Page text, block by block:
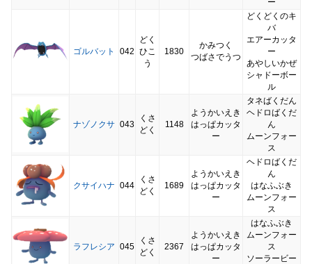
ゴルバット 042
どく
ひこ
う
1830
かみつく
つばさでうつ
どくどくのキ
バ
エアーカッタ
ー
あやしいかぜ
シャドーボー
ル
ナゾノクサ 043
くさ
どく
1148
ようかいえき
はっぱカッタ
ー
タネばくだん
ヘドロばくだ
ん
ムーンフォー
ス
クサイハナ 044
くさ
どく
1689
ようかいえき
はっぱカッタ
ー
ヘドロばくだ
ん
はなふぶき
ムーンフォー
ス
ラフレシア 045
くさ
どく
2367
ようかいえき
はっぱカッタ
ー
はなふぶき
ムーンフォー
ス
ソーラービー